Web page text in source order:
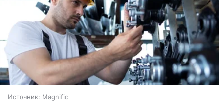
Источник: Magnific